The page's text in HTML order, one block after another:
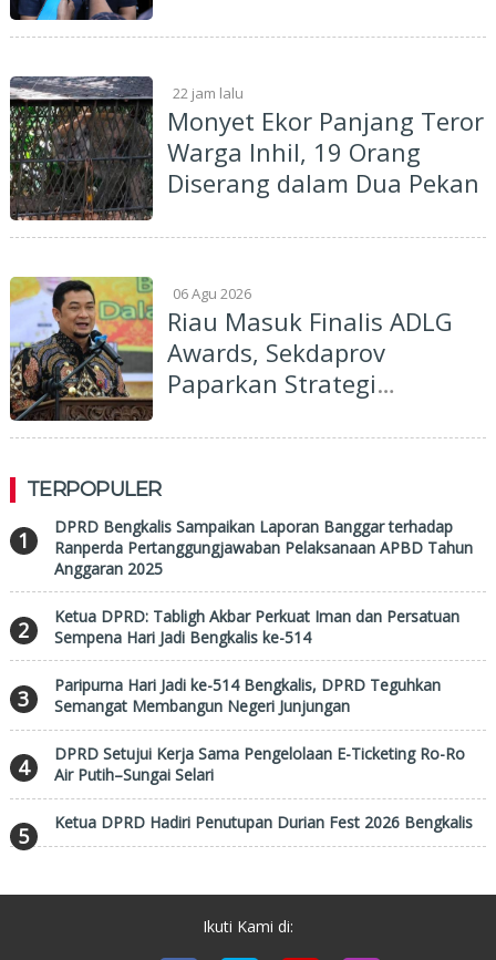
22 jam lalu
Monyet Ekor Panjang Teror
Warga Inhil, 19 Orang
Diserang dalam Dua Pekan
06 Agu 2026
Riau Masuk Finalis ADLG
Awards, Sekdaprov
Paparkan Strategi
TERPOPULER
1
DPRD Bengkalis Sampaikan Laporan Banggar terhadap
Ranperda Pertanggungjawaban Pelaksanaan APBD Tahun
Anggaran 2025
2
Ketua DPRD: Tabligh Akbar Perkuat Iman dan Persatuan
Sempena Hari Jadi Bengkalis ke-514
3
Paripurna Hari Jadi ke-514 Bengkalis, DPRD Teguhkan
Semangat Membangun Negeri Junjungan
4
DPRD Setujui Kerja Sama Pengelolaan E-Ticketing Ro-Ro
Air Putih–Sungai Selari
5
Ketua DPRD Hadiri Penutupan Durian Fest 2026 Bengkalis
Ikuti Kami di: